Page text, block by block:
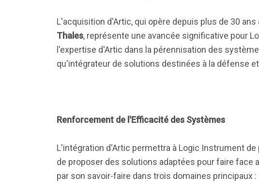
L'acquisition d'Artic, qui opère depuis plus de 30
Thales, représente une avancée significative pour
l'expertise d'Artic dans la pérennisation des
qu'intégrateur de solutions destinées à la défense
Renforcement de l'Efficacité des Systèmes
L'intégration d'Artic permettra à Logic Instrument
de proposer des solutions adaptées pour faire
par son savoir-faire dans trois domaines principaux :